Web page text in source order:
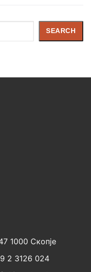
SEARCH
1000 Скопје
2 3126 024